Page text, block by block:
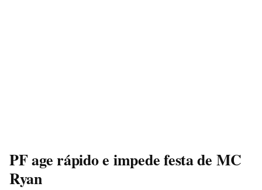
PF age rápido e impede festa de MC
Ryan